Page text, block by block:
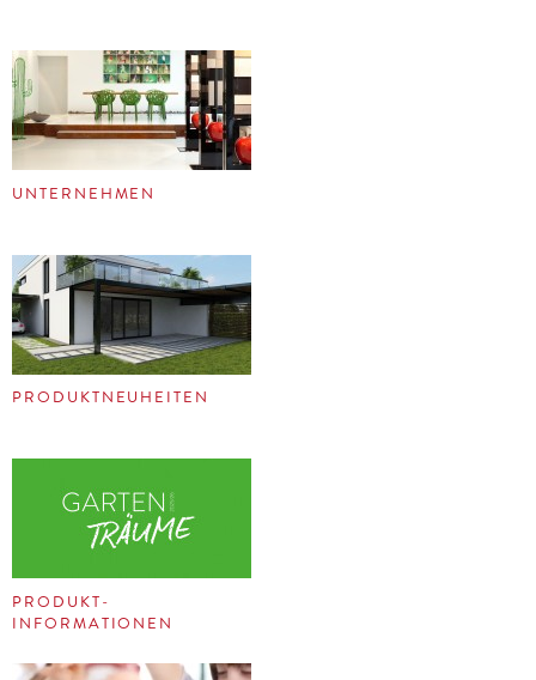
UNTERNEHMEN
PRODUKTNEUHEITEN
PRODUKT-
INFORMATIONEN